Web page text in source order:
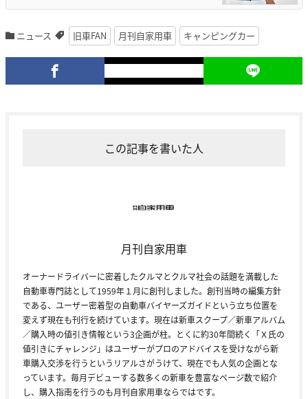
ニュース 旧車FAN 月刊自家用車 キャンピングカー
この記事を書いた人
月刊自家用車
オーナードライバーに密着したクルマとクルマ社会の話題を満載した
自動車専門誌として1959年１月に創刊しました。創刊当時の編集方針
である、ユーザー密着型の自動車バイヤーズガイドという立ち位置を
変えず現在も刊行を続けています。現在は新車スクープ／新車アルバム
／購入時の値引き情報という3企画が柱。とくに約30年間続く「Ｘ氏の
値引きにチャレンジ」はユーザーがプロのアドバイスを受けながら新
車購入交渉を行うというリアルさがうけて、現在でも人気の企画とな
っています。毎月デビューする数多くの新車を豊富なページ数で紹介
し、購入指南を行うのも月刊自家用車ならではです。